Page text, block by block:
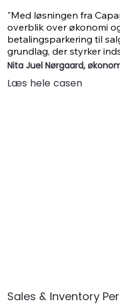
"Med løsningen fra
overblik over økonomi
betalingsparkering til
grundlag, der styrker
Overgangen til Qlik
Qlikview løsning har
siden udvidet løsningen
Nita Juel Nørgaard,
Læs hele casen
Sales & Inventory